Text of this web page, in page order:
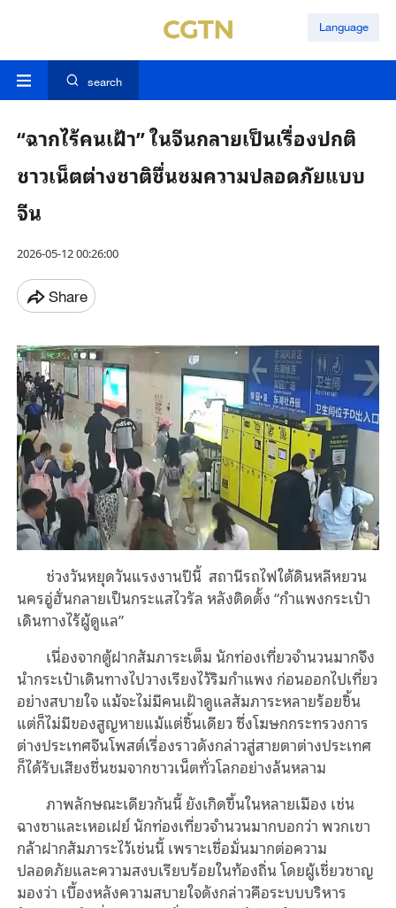
Language
search
“ฉากไร้คนเฝ้า” ในจีนกลายเป็นเรื่องปกติ
ชาวเน็ตต่างชาติชื่นชมความปลอดภัยแบบ
จีน
2026-05-12 00:26:00
Share
ช่วงวันหยุดวันแรงงานปีนี้ สถานีรถไฟใต้ดินหลีหยวน
นครอู่ฮั่นกลายเป็นกระแสไวรัล หลังติดตั้ง “กำแพงกระเป๋า
เดินทางไร้ผู้ดูแล”
เนื่องจากตู้ฝากสัมภาระเต็ม นักท่องเที่ยวจำนวนมากจึง
นำกระเป๋าเดินทางไปวางเรียงไว้ริมกำแพง ก่อนออกไปเที่ยว
อย่างสบายใจ แม้จะไม่มีคนเฝ้าดูแลสัมภาระหลายร้อยชิ้น
แต่ก็ไม่มีของสูญหายแม้แต่ชิ้นเดียว ซึ่งโฆษกกระทรวงการ
ต่างประเทศจีนโพสต์เรื่องราวดังกล่าวสู่สายตาต่างประเทศ
ก็ได้รับเสียงชื่นชมจากชาวเน็ตทั่วโลกอย่างล้นหลาม
ภาพลักษณะเดียวกันนี้ ยังเกิดขึ้นในหลายเมือง เช่น
ฉางซาและเหอเฝย์ นักท่องเที่ยวจำนวนมากบอกว่า พวกเขา
กล้าฝากสัมภาระไว้เช่นนี้ เพราะเชื่อมั่นมากต่อความ
ปลอดภัยและความสงบเรียบร้อยในท้องถิ่น โดยผู้เชี่ยวชาญ
มองว่า เบื้องหลังความสบายใจดังกล่าวคือระบบบริหาร